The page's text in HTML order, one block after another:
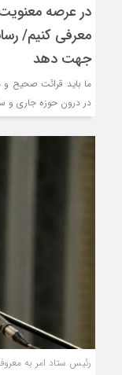
در عرصه معنویت
معرفی کنیم/
جهت دهد
ما باید قرائت صحیح و
در درون حوزه جاری و
رئیس ستاد امر به